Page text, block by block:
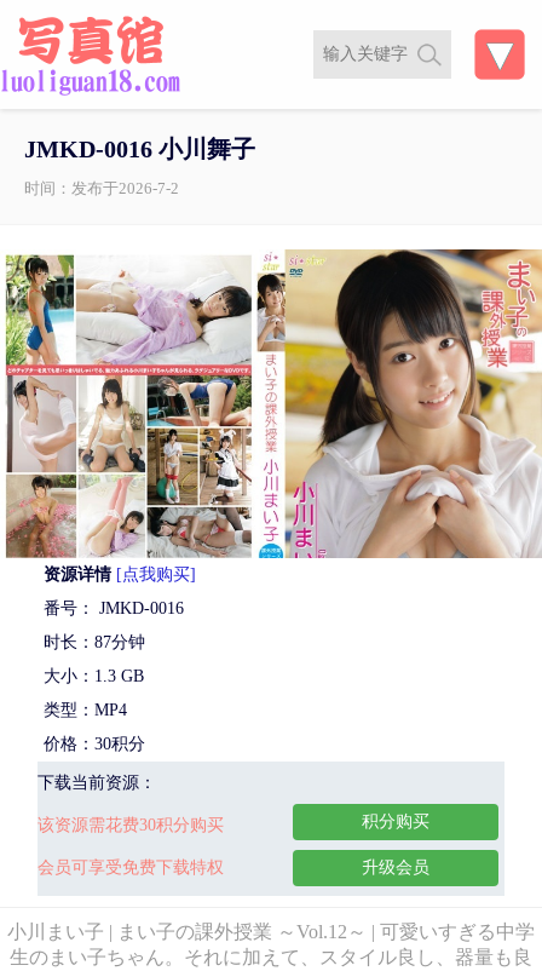
JMKD-0016 小川舞子
时间：发布于2026-7-2
资源详情 [点我购买]
番号： JMKD-0016
时长：87分钟
大小：1.3 GB
类型：MP4
价格：30积分
下载当前资源：
该资源需花费30积分购买
会员可享受免费下载特权
积分购买
升级会员
小川まい子 | まい子の課外授業 ～Vol.12～ | 可愛いすぎる中学
生のまい子ちゃん。それに加えて、スタイル良し、器量も良